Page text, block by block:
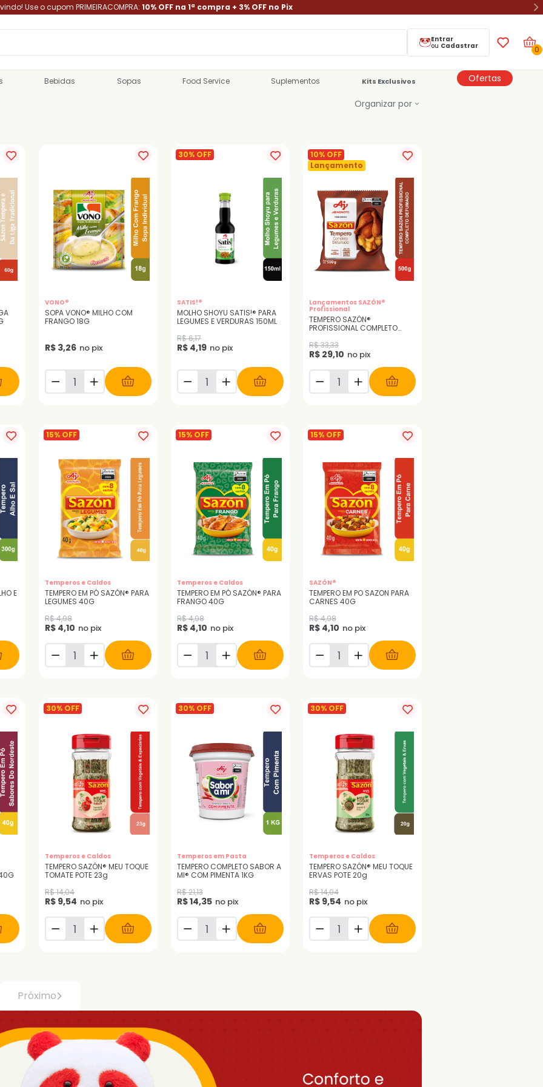
Use o cupom PRIMEIRACOMPRA: 10% OFF na 1ª compra + 3% OFF no Pix
Entrar
ou Cadastrar 0
Bebidas Sopas Food Service Suplementos Kits Exclusivos Ofertas
Organizar por
VONO®
SOPA VONO® MILHO COM
FRANGO 18G
R$ 3,26 no pix
30% OFF
SATIS!®
MOLHO SHOYU SATIS!® PARA
LEGUMES E VERDURAS 150ML
R$ 6,17
R$ 4,19 no pix
10% OFF
Lançamento
Lançamentos SAZÓN®
Profissional
TEMPERO SAZÓN®
PROFISSIONAL COMPLETO
R$ 33,33
R$ 29,10 no pix
E
15% OFF
Temperos e Caldos
TEMPERO EM PÓ SAZÓN® PARA
LEGUMES 40G
R$ 4,98
R$ 4,10 no pix
15% OFF
Temperos e Caldos
TEMPERO EM PÓ SAZÓN® PARA
FRANGO 40G
R$ 4,98
R$ 4,10 no pix
15% OFF
SAZÓN®
TEMPERO EM PO SAZON PARA
CARNES 40G
R$ 4,98
R$ 4,10 no pix
30% OFF
Temperos e Caldos
TEMPERO SAZÓN® MEU TOQUE
TOMATE POTE 23g
R$ 14,04
R$ 9,54 no pix
30% OFF
Temperos em Pasta
TEMPERO COMPLETO SABOR A
MI® COM PIMENTA 1KG
R$ 21,13
R$ 14,35 no pix
30% OFF
Temperos e Caldos
TEMPERO SAZÓN® MEU TOQUE
ERVAS POTE 20g
R$ 14,04
R$ 9,54 no pix
Próximo